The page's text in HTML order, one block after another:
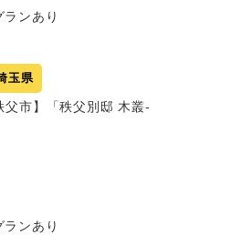
ンあり
玉県
父市】「秩父別邸 木叢-
ンあり